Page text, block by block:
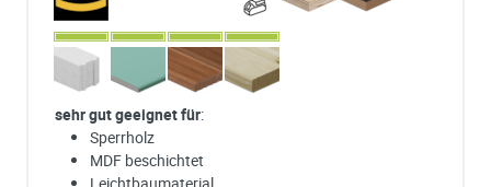
sehr gut geeignet für:
Sperrholz
MDF beschichtet
Leichtbaumaterial